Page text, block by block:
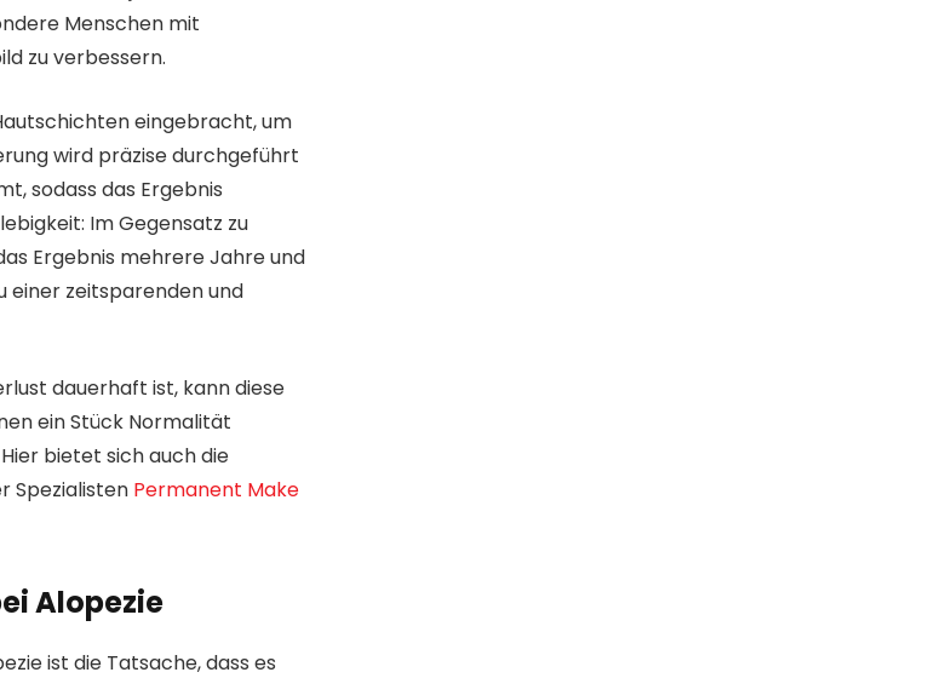
Menschen mit
zu verbessern.
eingebracht, um
wird präzise durchgeführt
sodass das Ergebnis
Im Gegensatz zu
Ergebnis mehrere Jahre und
einer zeitsparenden und
dauerhaft ist, kann diese
ein Stück Normalität
bietet sich auch die
Spezialisten Permanent Make
Alopezie
ist die Tatsache, dass es